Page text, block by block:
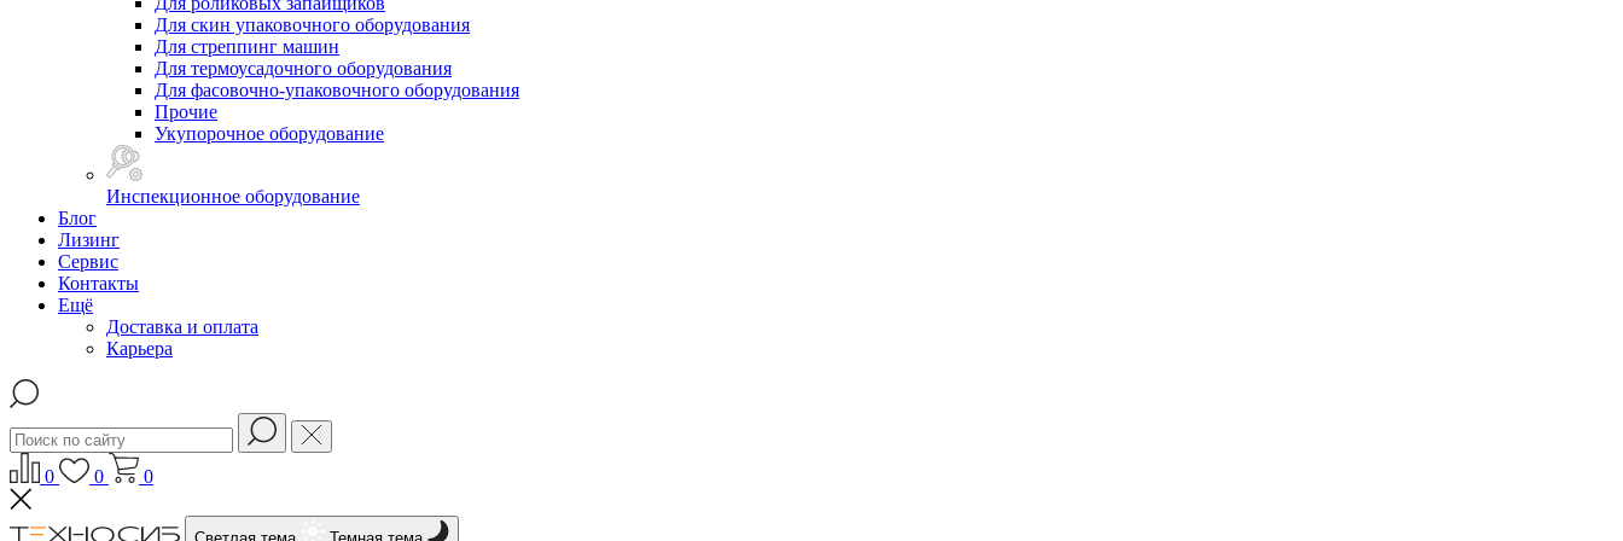
Для скин упаковочного оборудования
Для стреппинг машин
Для термоусадочного оборудования
Для фасовочно-упаковочного оборудования
Прочие
Укупорочное оборудование
Инспекционное оборудование
Блог
Лизинг
Сервис
Контакты
Ещё
Доставка и оплата
Карьера
0 0 0